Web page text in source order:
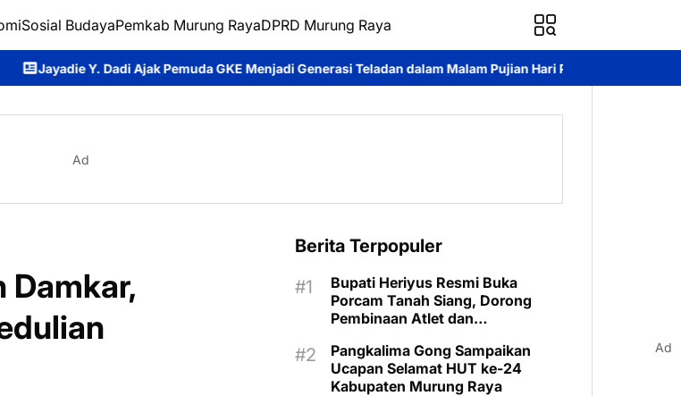
Sosial BudayaPemkab Murung RayaDPRD Murung Raya
Ajak Pemuda GKE Menjadi Generasi Teladan dalam Malam Pujian Hari Pemuda GKE 2026
Ad
Damkar,
Berita Terpopuler
Bupati Heriyus Resmi Buka
Porcam Tanah Siang, Dorong
Pembinaan Atlet dan
Pangkalima Gong Sampaikan
Ucapan Selamat HUT ke-24
Kabupaten Murung Raya
Ad